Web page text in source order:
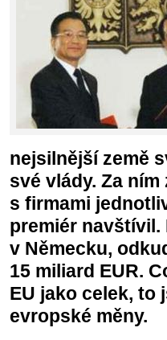
nejsilnější země
své vlády. Za
s firmami
premiér
v Německu,
15 miliard EUR.
EU jako celek, to
evropské měny.